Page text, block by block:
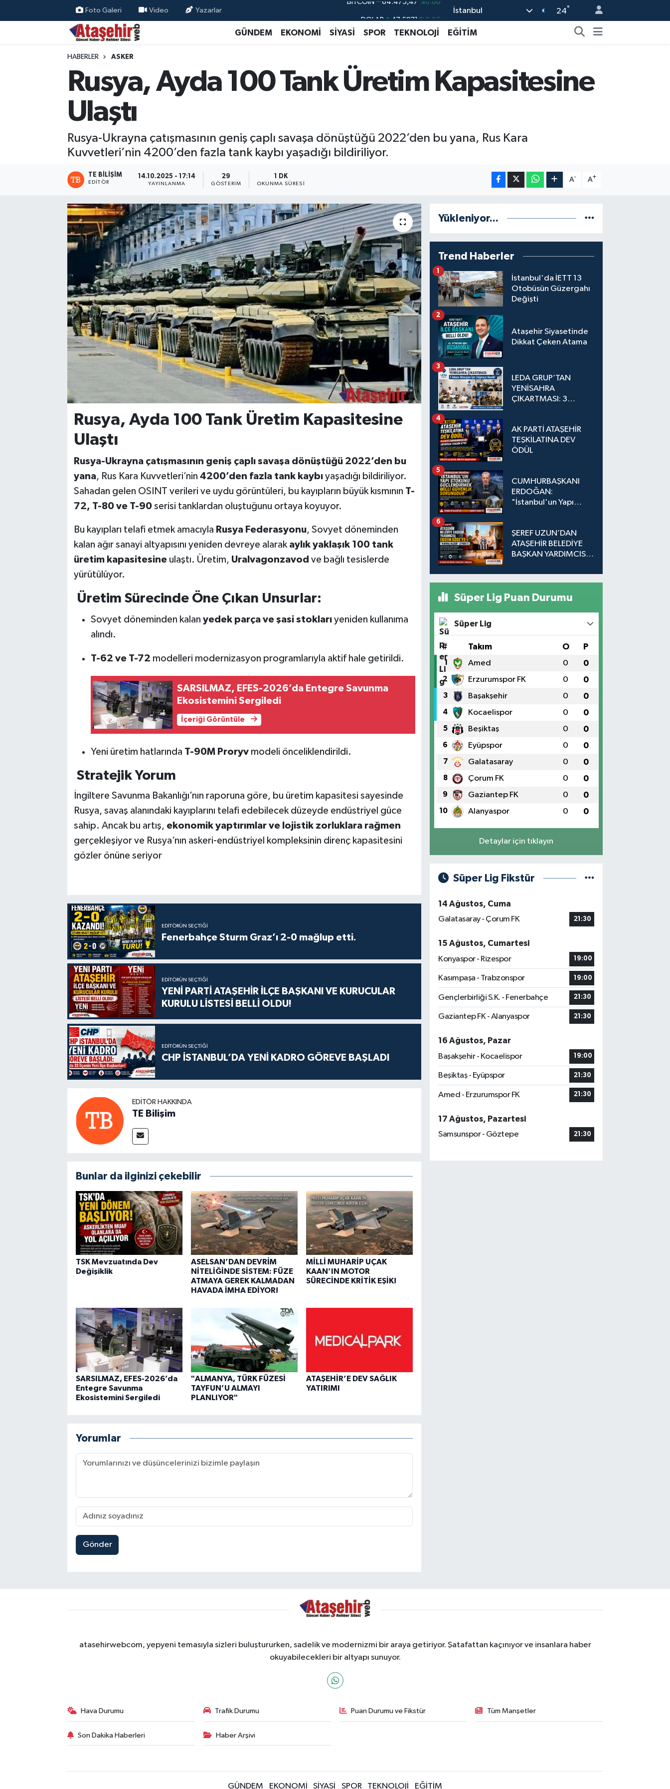
Foto Galeri Video Yazarlar
EURO 55,1336 %0.18
GRAM ALTIN
BİST100 13.703 %11
İstanbul 24°
GÜNDEM EKONOMİ SİYASİ SPOR TEKNOLOJİ EĞİTİM
HABERLER ASKER
Rusya, Ayda 100 Tank Üretim Kapasitesine
Ulaştı
Rusya-Ukrayna çatışmasının geniş çaplı savaşa dönüştüğü 2022’den bu yana, Rus Kara
Kuvvetleri’nin 4200’den fazla tank kaybı yaşadığı bildiriliyor.
TE BILIŞIM
EDITÖR
14.10.2025 - 17:14
YAYINLANMA
29
GÖSTERIM
1 DK
OKUNMA SÜRESI
A- A+
Rusya, Ayda 100 Tank Üretim Kapasitesine
Ulaştı
Rusya-Ukrayna çatışmasının geniş çaplı savaşa dönüştüğü 2022’den bu
yana, Rus Kara Kuvvetleri’nin 4200’den fazla tank kaybıyaşadığı bildiriliyor.
Sahadan gelen OSINT verileri ve uydu görüntüleri, bu kayıpların büyük kısmının T-
72, T-80 ve T-90serisi tanklardan oluştuğunu ortaya koyuyor.
Bu kayıpları telafi etmek amacıyla Rusya Federasyonu, Sovyet döneminden
kalan ağır sanayi altyapısını yeniden devreye alarak aylık yaklaşık 100 tank
üretim kapasitesineulaştı. Üretim, Uralvagonzavod ve bağlı tesislerde
yürütülüyor.
Üretim Sürecinde Öne Çıkan Unsurlar:
Sovyet döneminden kalan yedek parça ve şasi stoklarıyeniden kullanıma
alındı.
T-62 ve T-72 modelleri modernizasyon programlarıyla aktif hale getirildi.
SARSILMAZ, EFES-2026’da Entegre Savunma
Ekosistemini Sergiledi
İçeriği Görüntüle
Yeni üretim hatlarında T-90M Proryvmodeli önceliklendirildi.
Stratejik Yorum
İngiltere Savunma Bakanlığı’nın raporuna göre, bu üretim kapasitesi sayesinde
Rusya, savaş alanındaki kayıplarını telafi edebilecek düzeyde endüstriyel güce
sahip. Ancak bu artış, ekonomik yaptırımlar ve lojistik zorluklara rağmen
gerçekleşiyor ve Rusya’nın askeri-endüstriyel kompleksinin direnç kapasitesini
gözler önüne seriyor
EDITÖRÜN SEÇTIĞI
Fenerbahçe Sturm Graz’ı 2-0 mağlup etti.
EDITÖRÜN SEÇTIĞI
YENİ PARTİ ATAŞEHİR İLÇE BAŞKANI VE KURUCULAR
KURULU LİSTESİ BELLİ OLDU!
EDITÖRÜN SEÇTIĞI
CHP İSTANBUL’DA YENİ KADRO GÖREVE BAŞLADI
EDITÖR HAKKINDA
TE Bilişim
Bunlar da ilginizi çekebilir
TSK Mevzuatında Dev
Değişiklik
ASELSAN’DAN DEVRİM
NİTELİĞİNDE SİSTEM: FÜZE
ATMAYA GEREK KALMADAN
HAVADA İMHA EDİYOR!
MİLLİ MUHARİP UÇAK
KAAN’IN MOTOR
SÜRECİNDE KRİTİK EŞİK!
SARSILMAZ, EFES-2026’da
Entegre Savunma
Ekosistemini Sergiledi
"ALMANYA, TÜRK FÜZESİ
TAYFUN’U ALMAYI
PLANLIYOR"
ATAŞEHİR’E DEV SAĞLIK
YATIRIMI
Yorumlar
Gönder
Yükleniyor...
Trend Haberler
İstanbul'da İETT 13
Otobüsün Güzergahı
Değişti
1
Ataşehir Siyasetinde
Dikkat Çeken Atama
2
LEDA GRUP’TAN
YENİSAHRA
ÇIKARTMASI: 3
3
AK PARTİ ATAŞEHİR
TEŞKİLATINA DEV
ÖDÜL
4
CUMHURBAŞKANI
ERDOĞAN:
"İstanbul'un Yapı
Güvenlik Sorunudur"
5
ŞEREF UZUN’DAN
ATAŞEHİR BELEDİYE
BAŞKAN YARDIMCISI
"HAYIRLI OLSUN"
6
Süper Lig Puan Durumu
Süper Lig
# Takım O P
1 Amed 0 0
2 Erzurumspor FK 0 0
3 Başakşehir 0 0
4 Kocaelispor 0 0
5 Beşiktaş 0 0
6 Eyüpspor 0 0
7 Galatasaray 0 0
8 Çorum FK 0 0
9 Gaziantep FK 0 0
10 Alanyaspor 0 0
Detaylar için tıklayın
Süper Lig Fikstür
14 Ağustos, Cuma
Galatasaray - Çorum FK
21:30
15 Ağustos, Cumartesi
Konyaspor - Rizespor
19:00
Kasımpaşa - Trabzonspor 19:00
Gençlerbirliği S.K. - Fenerbahçe 21:30
Gaziantep FK - Alanyaspor 21:30
16 Ağustos, Pazar
Başakşehir - Kocaelispor
19:00
Beşiktaş - Eyüpspor 21:30
Amed - Erzurumspor FK 21:30
17 Ağustos, Pazartesi
Samsunspor - Göztepe
21:30
atasehirwebcom, yepyeni temasıyla sizleri buluştururken, sadelik ve modernizmi bir araya getiriyor. Şatafattan kaçınıyor ve insanlara haber
okuyabilecekleri bir altyapı sunuyor.
Hava Durumu Trafik Durumu Puan Durumu ve Fikstür Tüm Manşetler
Son Dakika Haberleri Haber Arşivi
GÜNDEM EKONOMİ SİYASİ SPOR TEKNOLOJİ EĞİTİM
Hava Durumu
Süper Lig Puan Durumu ve Fikstür
Tüm Manşetler
Son Dakika Haberleri